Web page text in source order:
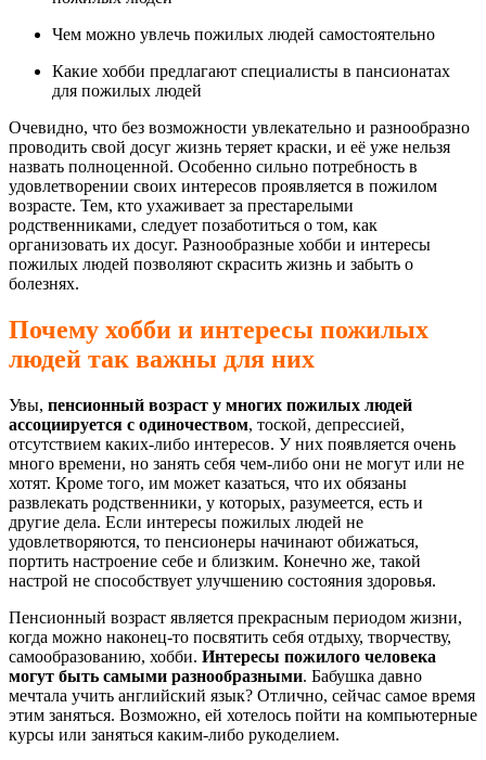
Чем можно увлечь пожилых людей самостоятельно
Какие хобби предлагают специалисты в пансионатах
для пожилых людей
Очевидно, что без возможности увлекательно и разнообразно
проводить свой досуг жизнь теряет краски, и её уже нельзя
назвать полноценной. Особенно сильно потребность в
удовлетворении своих интересов проявляется в пожилом
возрасте. Тем, кто ухаживает за престарелыми
родственниками, следует позаботиться о том, как
организовать их досуг. Разнообразные хобби и интересы
пожилых людей позволяют скрасить жизнь и забыть о
болезнях.
Почему хобби и интересы пожилых
людей так важны для них
Увы, пенсионный возраст у многих пожилых людей
ассоциируется с одиночеством, тоской, депрессией,
отсутствием каких-либо интересов. У них появляется очень
много времени, но занять себя чем-либо они не могут или не
хотят. Кроме того, им может казаться, что их обязаны
развлекать родственники, у которых, разумеется, есть и
другие дела. Если интересы пожилых людей не
удовлетворяются, то пенсионеры начинают обижаться,
портить настроение себе и близким. Конечно же, такой
настрой не способствует улучшению состояния здоровья.
Пенсионный возраст является прекрасным периодом жизни,
когда можно наконец-то посвятить себя отдыху, творчеству,
самообразованию, хобби. Интересы пожилого человека
могут быть самыми разнообразными. Бабушка давно
мечтала учить английский язык? Отлично, сейчас самое время
этим заняться. Возможно, ей хотелось пойти на компьютерные
курсы или заняться каким-либо рукоделием.